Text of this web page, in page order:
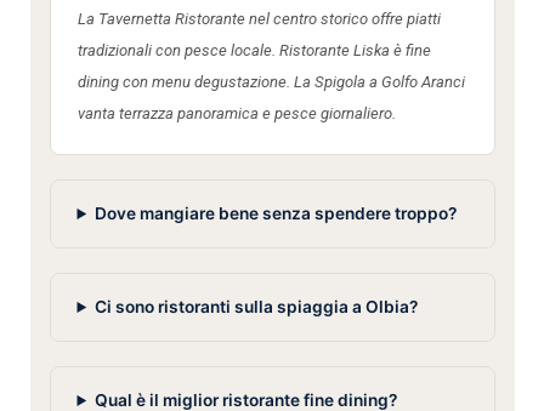
La Tavernetta Ristorante nel centro storico offre piatti
tradizionali con pesce locale. Ristorante Liska è fine
dining con menu degustazione. La Spigola a Golfo Aranci
vanta terrazza panoramica e pesce giornaliero.
Dove mangiare bene senza spendere troppo?
Ci sono ristoranti sulla spiaggia a Olbia?
Qual è il miglior ristorante fine dining?